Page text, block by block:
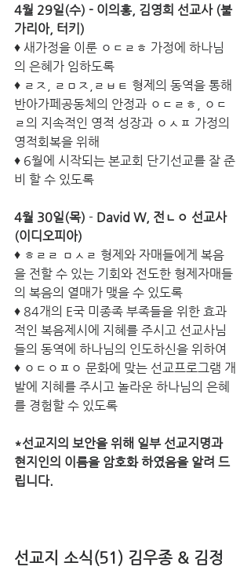
4월 29일(수) - 이의홍, 김영희 선교사 (불
가리아, 터키)
♦ 새가정을 이룬 ㅇㄷㄹㅎ 가정에 하나님
의 은혜가 임하도록
♦ ㄹㅈ, ㄹㅁㅈ,ㄹㅂㅌ 형제의 동역을 통해
반아가페공동체의 안정과 ㅇㄷㄹㅎ, ㅇㄷ
ㄹ의 지속적인 영적 성장과 ㅇㅅㅍ 가정의
영적회복을 위해
♦ 6월에 시작되는 본교회 단기선교를 잘 준
비 할 수 있도록
4월 30일(목) - David W, 전ㄴㅇ 선교사
(이디오피아)
♦ ㅎㄹㄹ ㅁㅅㄹ 형제와 자매들에게 복음
을 전할 수 있는 기회와 전도한 형제자매들
의 복음의 열매가 맺을 수 있도록
♦ 84개의 E국 미종족 부족들을 위한 효과
적인 복음제시에 지혜를 주시고 선교사님
들의 동역에 하나님의 인도하신을 위하여
♦ ㅇㄷㅇㅍㅇ 문화에 맞는 선교프로그램 개
발에 지혜를 주시고 놀라운 하나님의 은혜
를 경험할 수 있도록
*선교지의 보안을 위해 일부 선교지명과
현지인의 이름을 암호화 하였음을 알려 드
립니다.
선교지 소식(51) 김우종 & 김정